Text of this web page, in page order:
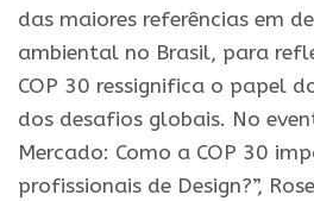
das maiores referências em
ambiental no Brasil, para
COP 30 ressignifica o papel
dos desafios globais. No
Mercado: Como a COP 30
profissionais de Design?”,